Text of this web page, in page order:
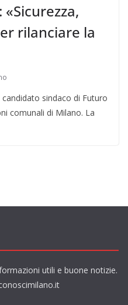
rilanciare la
sindaco di Futuro
comunali di Milano. La
utili e buone notizie.